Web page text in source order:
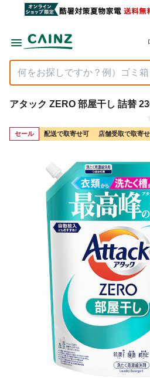
アタック ZERO 部屋干し 詰替
セール 配送で取寄せ可 店舗受取で取寄